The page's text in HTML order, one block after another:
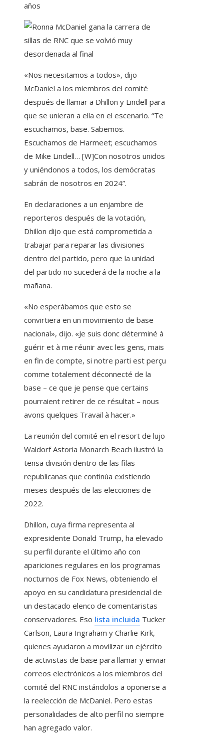
años
«Nos necesitamos a todos», dijo
McDaniel a los miembros del comité
después de llamar a Dhillon y Lindell para
que se unieran a ella en el escenario. “Te
escuchamos, base. Sabemos.
Escuchamos de Harmeet; escuchamos
de Mike Lindell… [W]Con nosotros unidos
y uniéndonos a todos, los demócratas
sabrán de nosotros en 2024”.
En declaraciones a un enjambre de
reporteros después de la votación,
Dhillon dijo que está comprometida a
trabajar para reparar las divisiones
dentro del partido, pero que la unidad
del partido no sucederá de la noche a la
mañana.
«No esperábamos que esto se
convirtiera en un movimiento de base
nacional», dijo. «Je suis donc déterminé à
guérir et à me réunir avec les gens, mais
en fin de compte, si notre parti est perçu
comme totalement déconnecté de la
base – ce que je pense que certains
pourraient retirer de ce résultat – nous
avons quelques Travail à hacer.»
La reunión del comité en el resort de lujo
Waldorf Astoria Monarch Beach ilustró la
tensa división dentro de las filas
republicanas que continúa existiendo
meses después de las elecciones de
2022.
Dhillon, cuya firma representa al
expresidente Donald Trump, ha elevado
su perfil durante el último año con
apariciones regulares en los programas
nocturnos de Fox News, obteniendo el
apoyo en su candidatura presidencial de
un destacado elenco de comentaristas
conservadores. Eso lista incluida Tucker
Carlson, Laura Ingraham y Charlie Kirk,
quienes ayudaron a movilizar un ejército
de activistas de base para llamar y enviar
correos electrónicos a los miembros del
comité del RNC instándolos a oponerse a
la reelección de McDaniel. Pero estas
personalidades de alto perfil no siempre
han agregado valor.